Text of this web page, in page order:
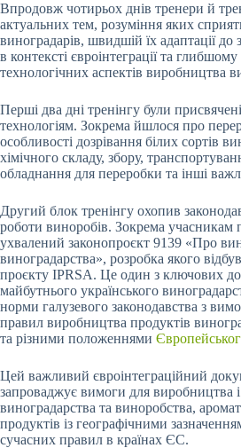
Впродовж чотирьох днів тренери й
актуальних тем, розуміння яких
виноградарів, швидшій їх адаптації до
в контексті євроінтеграції та
технологічних аспектів виробництва
Перші два дні тренінгу були
технологіям. Зокрема йшлося про
особливості дозрівання білих сортів
хімічного складу, збору,
обладнання для переробки та інші
Другий блок тренінгу охопив
роботи виноробів. Зокрема учасникам
ухвалений законопроєкт 9139 «Про
виноградарства», розробка якого
проєкту IPRSA. Це один з ключових
майбутнього українського
норми галузевого законодавства з
правил виробництва продуктів
та різними положеннями
Цей важливий євроінтеграційний
запроваджує вимоги для виробництва
виноградарства та виноробства,
продуктів із географічними
сучасних правил в країнах ЄС.